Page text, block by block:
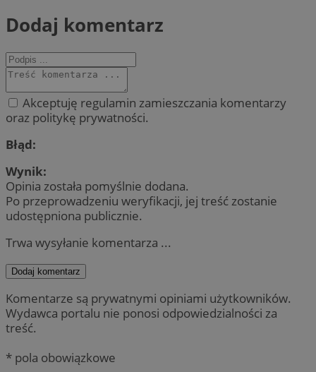
Dodaj komentarz
Akceptuję regulamin zamieszczania komentarzy
oraz politykę prywatności.
Błąd:
Wynik:
Opinia została pomyślnie dodana.
Po przeprowadzeniu weryfikacji, jej treść zostanie
udostępniona publicznie.
Trwa wysyłanie komentarza ...
Dodaj komentarz
Komentarze są prywatnymi opiniami użytkowników.
Wydawca portalu nie ponosi odpowiedzialności za
treść.
* pola obowiązkowe